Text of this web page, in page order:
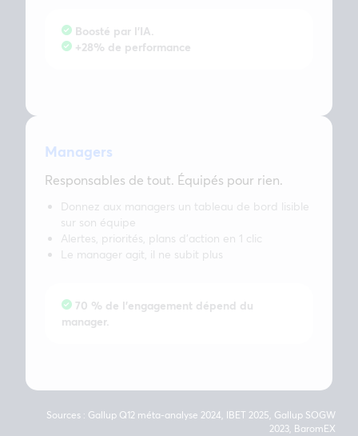
Boosté par l’IA.
+28% de performance
Managers
Responsables de tout. Équipés pour rien.
Donnez aux managers un tableau de bord lisible
sur son équipe
Alertes, priorités, plans d’action en 1 clic
Le manager agit, il ne subit plus
70 % de l’engagement dépend du
manager.
Sources : Gallup Q12 méta-analyse 2024, IBET 2025, Gallup SOGW
2023, BaromEX